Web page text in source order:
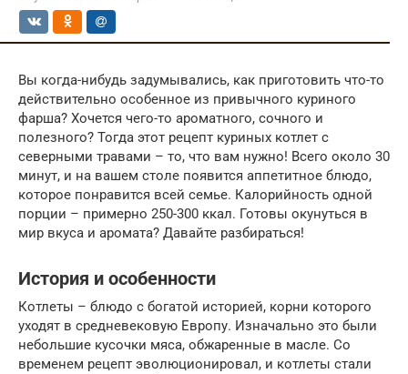
Вы когда-нибудь задумывались, как приготовить что-то
действительно особенное из привычного куриного
фарша? Хочется чего-то ароматного, сочного и
полезного? Тогда этот рецепт куриных котлет с
северными травами – то, что вам нужно! Всего около 30
минут, и на вашем столе появится аппетитное блюдо,
которое понравится всей семье. Калорийность одной
порции – примерно 250-300 ккал. Готовы окунуться в
мир вкуса и аромата? Давайте разбираться!
История и особенности
Котлеты – блюдо с богатой историей, корни которого
уходят в средневековую Европу. Изначально это были
небольшие кусочки мяса, обжаренные в масле. Со
временем рецепт эволюционировал, и котлеты стали